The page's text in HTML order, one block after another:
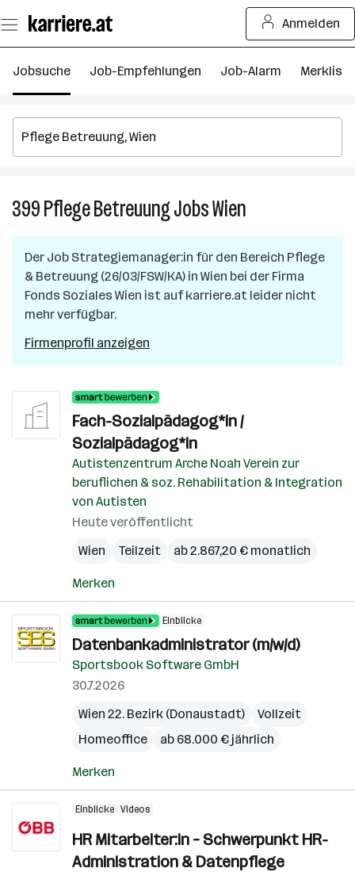
Seiteninhalt
springen
Anmelden
Jobsuche Job-Empfehlungen Job-Alarm Merkliste
399Pflege BetreuungJobsWien
Jobs
in
Wien
Der Job Strategiemanager:in für den Bereich Pflege
& Betreuung (26/03/FSW/KA) in Wien bei der Firma
Fonds Soziales Wien ist auf karriere.at leider nicht
mehr verfügbar.
Firmenprofil anzeigen
Fach-Sozialpädagog*in /
Sozialpädagog*in
Autistenzentrum Arche Noah Verein zur
beruflichen & soz. Rehabilitation & Integration
von Autisten
Heute veröffentlicht
Wien
Teilzeit ab 2.867,20 € monatlich
Merken
Einblicke
Datenbankadministrator (m/w/d)
Sportsbook Software GmbH
30.7.2026
Wien 22. Bezirk (Donaustadt)
Vollzeit
Homeoffice
ab 68.000 € jährlich
Merken
Einblicke Videos
HR Mitarbeiter:in – Schwerpunkt HR-
Administration & Datenpflege